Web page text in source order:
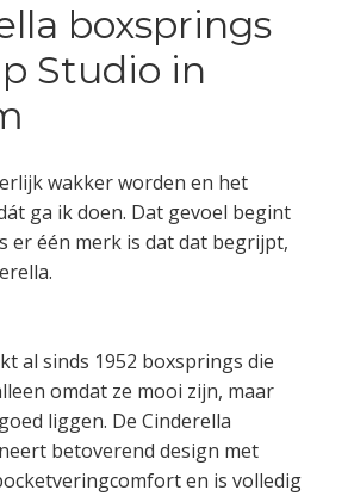
boxsprings
Studio in
wakker worden en het
ga ik doen. Dat gevoel begint
er één merk is dat dat begrijpt,
al sinds 1952 boxsprings die
omdat ze mooi zijn, maar
liggen. De Cinderella
betoverend design met
en is volledig